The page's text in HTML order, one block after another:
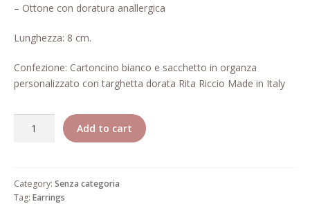
Who’s Rita Riccio
– Ottone con doratura anallergica
Lunghezza: 8 cm.
Confezione: Cartoncino bianco e sacchetto in organza
personalizzato con targhetta dorata Rita Riccio Made in Italy
Add to cart
Category: Senza categoria
Tag: Earrings